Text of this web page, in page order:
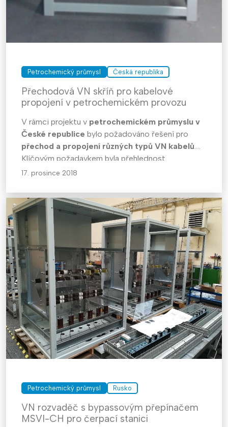
Petrochemický průmysl Česká republika
Přechodová VN skříň pro kabelové
propojení v petrochemickém provozu
V rámci projektu v petrochemickém průmyslu v
České republice bylo požadováno řešení pro
přechod a propojení různých typů VN kabelů
Klíčovým požadavkem byla přehlednost
kabelového uspořádání, dostatečný prostor pro
provozní bezpečnosti.
17. prosince 2018
Petrochemický průmysl Rusko
VN rozvaděč s bypassovým přepínačem
MSVI-CH pro čerpací stanici